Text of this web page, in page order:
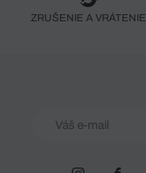
ZRUŠENIE A VRÁTENIE